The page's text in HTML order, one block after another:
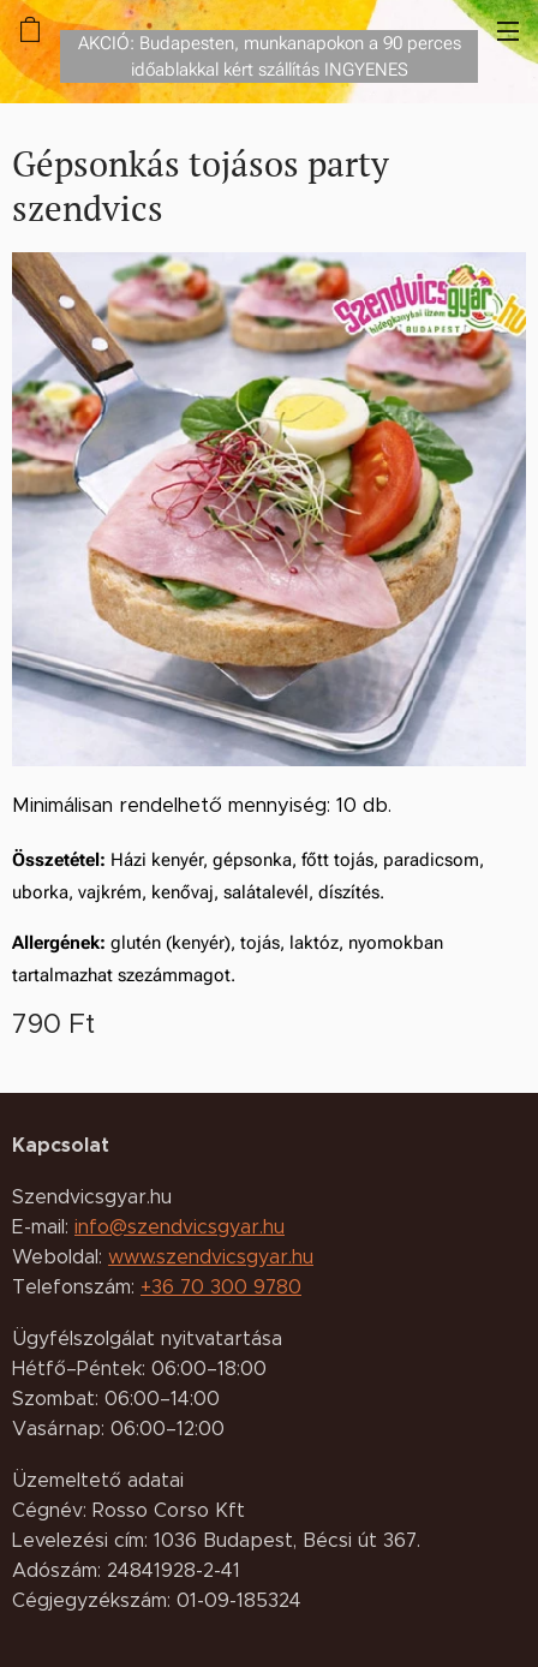
AKCIÓ: Budapesten, munkanapokon a 90 perces
időablakkal kért szállítás INGYENES
Gépsonkás tojásos party
szendvics
Minimálisan rendelhető mennyiség: 10 db.
Összetétel: Házi kenyér, gépsonka, főtt tojás, paradicsom,
uborka, vajkrém, kenővaj, salátalevél, díszítés.
Allergének: glutén (kenyér), tojás, laktóz, nyomokban
tartalmazhat szezámmagot.
790 Ft
Kapcsolat
Szendvicsgyar.hu
E-mail: info@szendvicsgyar.hu
Weboldal: www.szendvicsgyar.hu
Telefonszám: +36 70 300 9780
Ügyfélszolgálat nyitvatartása
Hétfő–Péntek: 06:00–18:00
Szombat: 06:00–14:00
Vasárnap: 06:00–12:00
Üzemeltető adatai
Cégnév: Rosso Corso Kft
Levelezési cím: 1036 Budapest, Bécsi út 367.
Adószám: 24841928-2-41
Cégjegyzékszám: 01-09-185324